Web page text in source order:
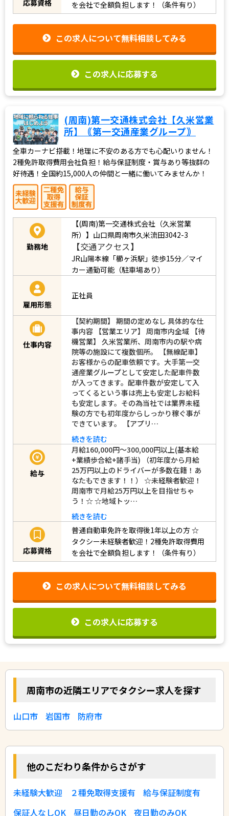
応募資格 を会社で全額負担します！（条件有り）
この求人について無料相談してみる
この求人に応募する
(周南)第一交通株式会社【久米営業
所】｟第一交通産業グループ｠
全車カーナビ搭載！地理に不安のある方でも心配いりません！
2種免許取得費用会社負担！給与保証制度・賞与あり等抜群の
好待遇！全国約15,000人の仲間と一緒に働いてみませんか！
勤務地
【(周南)第一交通株式会社（久米営業
所）】山口県周南市久米流田3042-3
【交通アクセス】
JR山陽本線「櫛ヶ浜駅」徒歩15分／マイ
カー通勤可能（駐車場あり）
雇用形態
正社員
仕事内容
【契約期間】 期間の定めなし 具体的な仕
事内容 【営業エリア】 周南市内全域 【待
機営業】 久米営業所、周南市内の駅や病
院等の施設にて複数個所。 【無線配車】
お客様からの配車依頼です。大手第一交
通産業グループとして安定した配車件数
が入ってきます。配車件数が安定して入
ってくるという事は売上も安定しお給料
も安定します。その為当社では業界未経
験の方でも初年度からしっかり稼ぐ事が
できています。 【アプリ…
続きを読む
給与
月給160,000円～300,000円以上(基本給
+業績歩合給+諸手当) （初年度から月給
25万円以上のドライバーが多数在籍！あ
なたもできます！！） ☆未経験者歓迎！
周南市で月給25万円以上を目指せちゃ
う！☆ ☆地域トッ…
続きを読む
応募資格
普通自動車免許を取得後1年以上の方☆
タクシー未経験者歓迎！2種免許取得費用
を会社で全額負担します！（条件有り）
この求人について無料相談してみる
この求人に応募する
周南市の近隣エリアでタクシー求人を探す
山口市 岩国市 防府市
他のこだわり条件からさがす
未経験大歓迎 ２種免取得支援有
給与保証制度有
保証人なしOK
昼日勤のみOK
夜日勤のみOK